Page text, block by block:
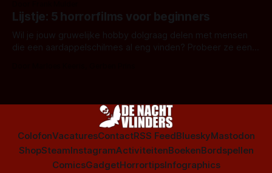
Amsterdamned of The Johnsons. Maar Nederlandse horror
is niet beperkt tot films. Hier een aantal Nederlandse tv-
series uit het duistere of horrorgenre. Als
Lijstje: 5 horrorfilms voor beginners
Wil je jouw gruwelijke hobby dolgraag delen met mensen
die een aardappelschilmes al eng vinden? Probeer ze eens
ColofonVacaturesContactRSS FeedBlueskyMastodon
ShopSteamInstagramActiviteitenBoekenBordspellen
ComicsGadgetHorrortipsInfographics